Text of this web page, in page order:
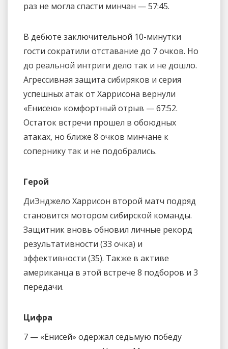
раз не могла спасти минчан — 57:45.
В дебюте заключительной 10-минутки
гости сократили отставание до 7 очков. Но
до реальной интриги дело так и не дошло.
Агрессивная защита сибиряков и серия
успешных атак от Харрисона вернули
«Енисею» комфортный отрыв — 67:52.
Остаток встречи прошел в обоюдных
атаках, но ближе 8 очков минчане к
сопернику так и не подобрались.
Герой
ДиЭнджело Харрисон второй матч подряд
становится мотором сибирской команды.
Защитник вновь обновил личные рекорд
результативности (33 очка) и
эффективности (35). Также в активе
американца в этой встрече 8 подборов и 3
передачи.
Цифра
7 — «Енисей» одержал седьмую победу